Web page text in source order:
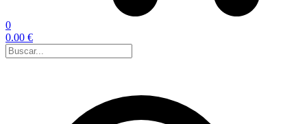
0
0.00 €